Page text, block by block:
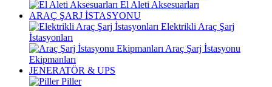
El Aleti Aksesuarları
ARAÇ ŞARJ İSTASYONU
Elektrikli Araç Şarj
İstasyonları
Araç Şarj İstasyonu
Ekipmanları
JENERATÖR & UPS
Piller